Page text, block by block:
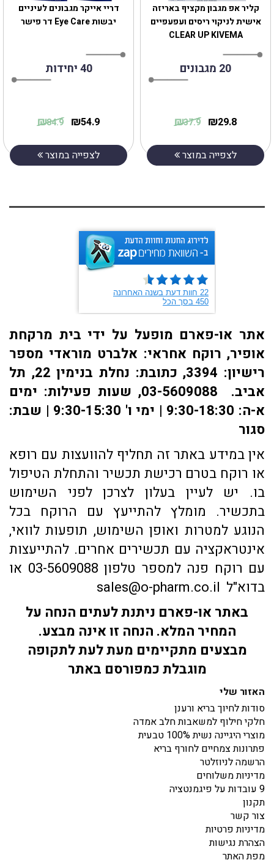
‎דריי‎ ‎אייקר‎ ‎מגבונים לעיניים
יבשות Eye Care דר פישר
40 יחידות
54.9
₪
84.9
₪
לצפייה במוצר
קליר אפ מגבון מקציף באריזה
אישית לניקוי ריסים ועפעפיים
CLEAR UP KIVEMA
20 מגבונים
29.8
₪
37.9
₪
לצפייה במוצר
אתר או-פארם מופעל על ידי בית מרקחת
אופיר, רוקח אחראי: אלברט מוראדי מספר
רישיון: 3394, כתובת: ​נחלת בנימין 22, תל
אביב. 03-5609088, שעות פעילות: ימים
א-ה: 9:30-18:30 | ימי ו' 9:30-15:30 | שבת:
סגור
אין במידע באתר זה תחליף להוועצות עם רופא
או רוקח בטרם רכישת תכשיר והתחלת הטיפול
בו. יש לעיין בעלון לצרכן לפני השימוש
בתכשיר. מומלץ להתייעץ עם הרוקח בכל
הנוגע למטרות ואופן השימוש, תופעות לוואי,
אינטראקציה עם תכשירים אחרים. להתייעצות
עם רוקח פנה למספר טלפון 03-5609088 או
בדוא"ל sales@o-pharm.co.il
באתר או-פארם ניתנת לעתים הנחה על
המחיר המלא. הנחה זו אינה מבצע.
מבצעים מתקיימים מעת לעת לתקופה
מוגבלת כמפורסם באתר
האזור שלי
סודות לחיוך בריא ורענן
חלקי חילוף למשאבות חלב אמדה
מוצרי היגיינה נשית 100% טבעית
פתרונות צמחיים לחורף בריא
הרשמה לניוזלטר
מדיניות משלוחים
9 עובדות על פיגמנטציה
תקנון
צור קשר
מדיניות פרטיות
הצהרת נגישות
מפת האתר